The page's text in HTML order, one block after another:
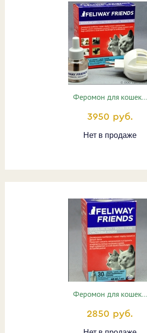
Феромон для кошек…
3950 руб.
Нет в продаже
Феромон для кошек…
2850 руб.